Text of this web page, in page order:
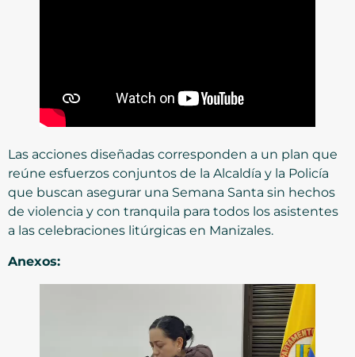
Las acciones diseñadas corresponden a un plan que
reúne esfuerzos conjuntos de la Alcaldía y la Policía
que buscan asegurar una Semana Santa sin hechos
de violencia y con tranquila para todos los asistentes
a las celebraciones litúrgicas en Manizales.
Anexos: